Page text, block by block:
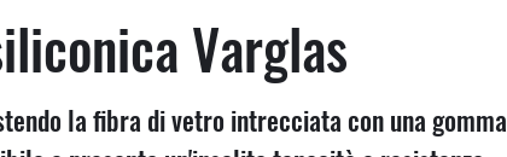
Varglas
la fibra di vetro intrecciata con una gomma